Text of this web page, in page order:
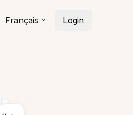
Français Login